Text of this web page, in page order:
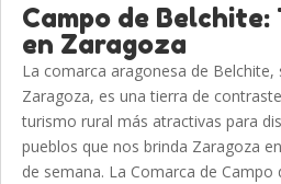
Campo de
en Zaragoza
La comarca aragonesa de Belchite,
Zaragoza, es una tierra de
turismo rural más atractivas para
pueblos que nos brinda Zaragoza
de semana. La Comarca de